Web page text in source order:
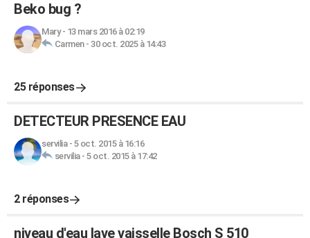
Beko bug ?
Mary- 13 mars 2016 à 02:19
Carmen- 30 oct. 2025 à 14:43
25 réponses
DETECTEUR PRESENCE EAU
servilia- 5 oct. 2015 à 16:16
servilia- 5 oct. 2015 à 17:42
2 réponses
niveau d'eau lave vaisselle Bosch S 510